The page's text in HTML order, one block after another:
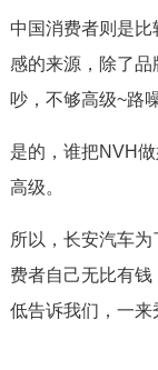
中国消费者则是
感的来源，除了
吵，不够高级~路
是的，谁把NVH
高级。
所以，长安汽车
费者自己无比有
低告诉我们，一来